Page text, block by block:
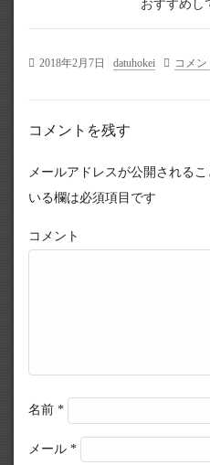
おすすめし
2018年2月7日 datuhokei コメン
コメントを残す
メールアドレスが公開されるこ
いる欄は必須項目です
コメント
名前 *
メール *